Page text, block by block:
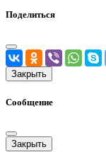
Поделиться
Закрыть
Сообщение
Закрыть